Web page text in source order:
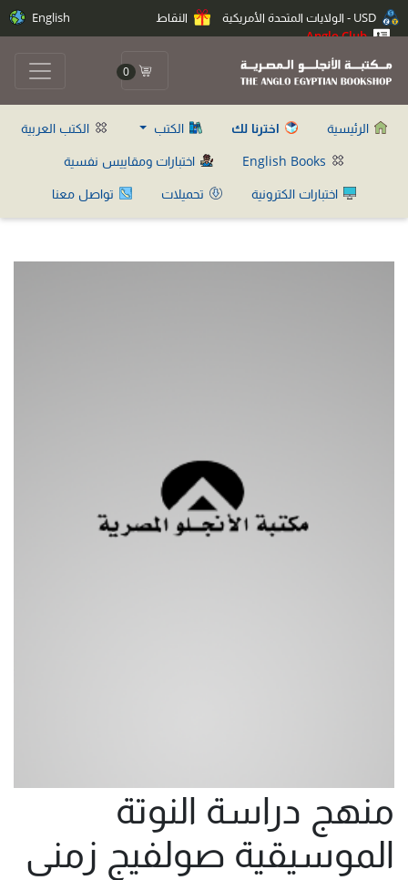
النقاط
Anglo Club
English
0
الرئيسية اخترنا لك الكتب
الكتب العربية
اختبارات ومقاييس نفسية
اختبارات الكترونية
تحميلات تواصل معنا
منهج دراسة النوتة
الموسيقية صولفيج زمنى